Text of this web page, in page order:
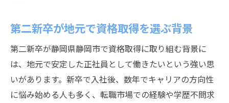
第二新卒が注目すべき資格の業種別ポイン
ト
安定したキャリア形成に最適な資格とは
静岡市勤務を希望する第二新卒の選択肢
第二新卒が静岡市で選べる働き方の幅
第二新卒が地元で資格取得を選ぶ背景
第二新卒が静岡県静岡市で資格取得に取り組む背景に
は、地元で安定した正社員として働きたいという強い思
いがあります。新卒で入社後、数年でキャリアの方向性
に悩み始める人も多く、転職市場での経験や学歴不問求